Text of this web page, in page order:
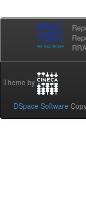
Theme by
DSpace Software